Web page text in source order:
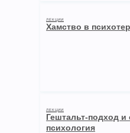
ЛЕКЦИИ
Хамство в
ЛЕКЦИИ
Гештальт-подход и
психология